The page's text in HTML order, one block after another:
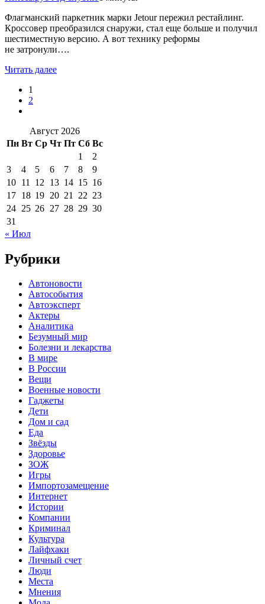
Флагманский паркетник марки Jetour пережил рестайлинг.
Кроссовер преобразился снаружи, стал еще больше и получил
шестиместную версию. А вот технику реформы
не затронули….
Читать далее
1
2
Август 2026
Пн Вт Ср Чт Пт Сб Вс
1
2
3
4 5 6 7 8
9
10 11 12 13 14 15 16
17 18 19 20 21 22 23
24 25 26 27 28 29 30
31
« Июл
Рубрики
Автоновости
Автособытия
Автоэксперт
Актеры
Аналитика
Безумный мир
Болезни и лекарства
В мире
В России
Вещи
Военные новости
Гаджеты
Дети
Дом и сад
Еда
Звёзды
Здоровье
ЗОЖ
Игры
Импортозамещение
Интернет
Истории
Компании
Криминал
Культура
Лайфхаки
Личный счет
Люди
Места
Мнения